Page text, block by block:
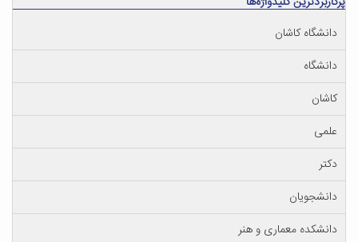
دانشگاه کاشان
دانشگاه
کاشان
علمی
دکتر
دانشجویان
دانشکده معماری و هنر